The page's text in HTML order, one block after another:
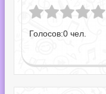
Голосов:0 чел.